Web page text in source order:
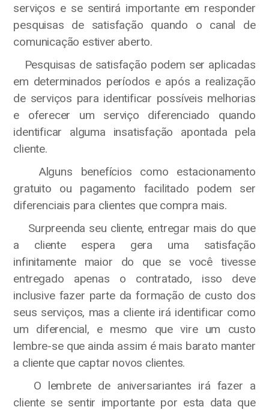
serviços e se sentirá importante em responder
pesquisas de satisfação quando o canal de
comunicação estiver aberto.
Pesquisas de satisfação podem ser aplicadas
em determinados períodos e após a realização
de serviços para identificar possíveis melhorias
e oferecer um serviço diferenciado quando
identificar alguma insatisfação apontada pela
cliente.
Alguns benefícios como estacionamento
gratuito ou pagamento facilitado podem ser
diferenciais para clientes que compra mais.
Surpreenda seu cliente, entregar mais do que
a cliente espera gera uma satisfação
infinitamente maior do que se você tivesse
entregado apenas o contratado, isso deve
inclusive fazer parte da formação de custo dos
seus serviços, mas a cliente irá identificar como
um diferencial, e mesmo que vire um custo
lembre-se que ainda assim é mais barato manter
a cliente que captar novos clientes.
O lembrete de aniversariantes irá fazer a
cliente se sentir importante por esta data que